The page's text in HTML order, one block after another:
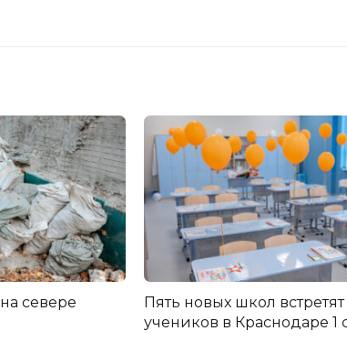
севере
Пять новых школ
учеников в Краснодаре 1